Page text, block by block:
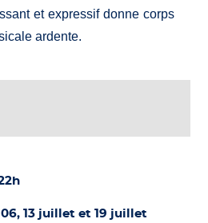
et expressif donne corps
ardente.
13 juillet et 19 juillet